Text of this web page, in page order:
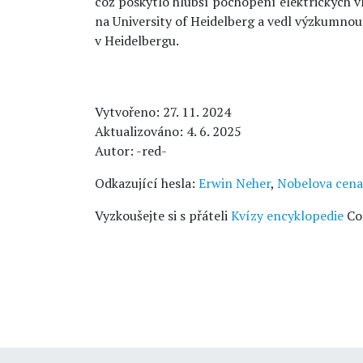
na University of Heidelberg a vedl
v Heidelbergu.
Vytvořeno: 27. 11. 2024
Aktualizováno: 4. 6. 2025
Autor: -red-
Odkazující hesla: Erwin Neher, Nobelova
Vyzkoušejte si s přáteliKvízy encyklopedie